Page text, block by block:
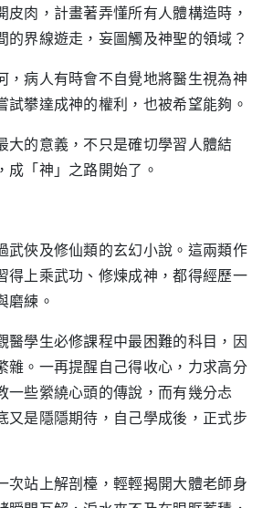
皮肉，計畫著弄懂所有人體構造時，
的界線遊走，妄圖觸及神聖的領域？
病人有時會不自覺地將醫生視為神
攀達成神的權利，也被希望能夠。
的意義，不只是確切學習人體結
成「神」之路開始了。
俠及修仙類的玄幻小說。這兩類作
得上乘武功、修煉成神，都得經歷一
磨練。
學生必修課程中最困難的科目，因
雜。一再提醒自己得收心，力求高分
一些縈繞心頭的傳說，而有幾分忐
又是隱隱期待，自己學成後，正式步
站上解剖檯，輕輕揭開大體老師身